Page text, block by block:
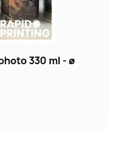
330 ml - ø